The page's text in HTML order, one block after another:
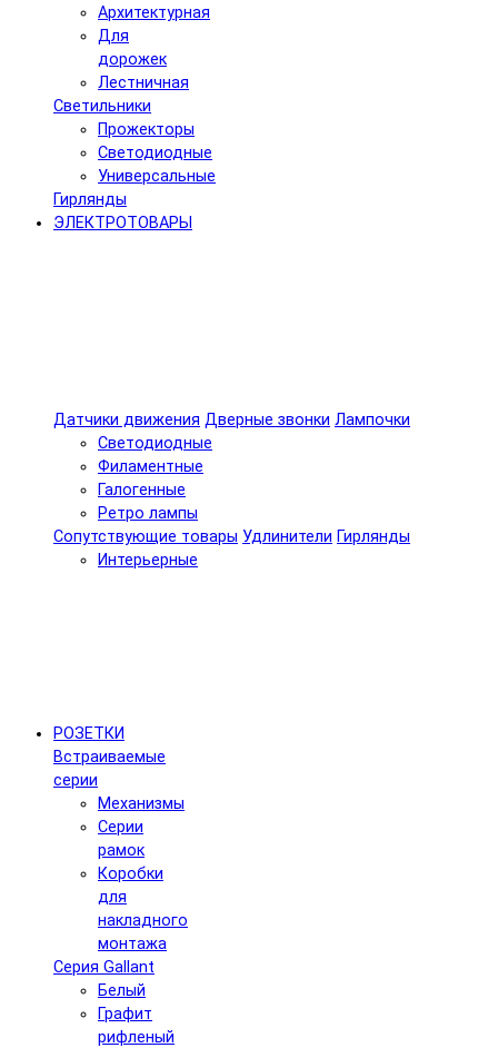
Архитектурная
Для
дорожек
Лестничная
Светильники
Прожекторы
Светодиодные
Универсальные
Гирлянды
ЭЛЕКТРОТОВАРЫ
Датчики движения Дверные звонки Лампочки
Светодиодные
Филаментные
Галогенные
Ретро лампы
Сопутствующие товары Удлинители Гирлянды
Интерьерные
РОЗЕТКИ
Встраиваемые
серии
Механизмы
Серии
рамок
Коробки
для
накладного
монтажа
Серия Gallant
Белый
Графит
рифленый